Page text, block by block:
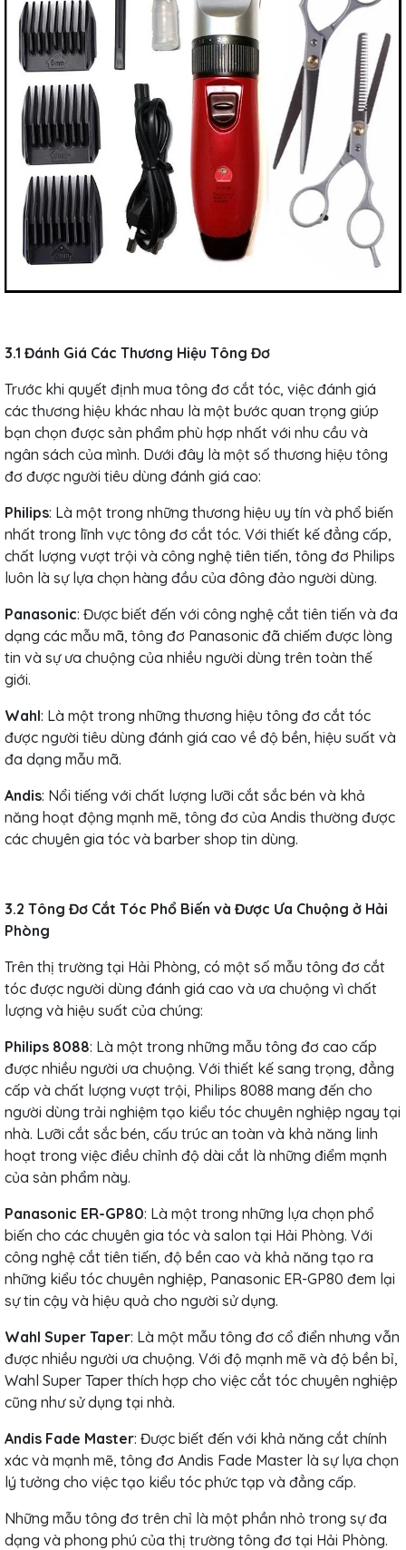
3.1 Đánh Giá Các Thương Hiệu Tông Đơ
Trước khi quyết định mua tông đơ cắt tóc, việc đánh giá
các thương hiệu khác nhau là một bước quan trọng giúp
bạn chọn được sản phẩm phù hợp nhất với nhu cầu và
ngân sách của mình. Dưới đây là một số thương hiệu tông
đơ được người tiêu dùng đánh giá cao:
Philips: Là một trong những thương hiệu uy tín và phổ biến
nhất trong lĩnh vực tông đơ cắt tóc. Với thiết kế đẳng cấp,
chất lượng vượt trội và công nghệ tiên tiến, tông đơ Philips
luôn là sự lựa chọn hàng đầu của đông đảo người dùng.
Panasonic: Được biết đến với công nghệ cắt tiên tiến và đa
dạng các mẫu mã, tông đơ Panasonic đã chiếm được lòng
tin và sự ưa chuộng của nhiều người dùng trên toàn thế
giới.
Wahl: Là một trong những thương hiệu tông đơ cắt tóc
được người tiêu dùng đánh giá cao về độ bền, hiệu suất và
đa dạng mẫu mã.
Andis: Nổi tiếng với chất lượng lưỡi cắt sắc bén và khả
năng hoạt động mạnh mẽ, tông đơ của Andis thường được
các chuyên gia tóc và barber shop tin dùng.
3.2 Tông Đơ Cắt Tóc Phổ Biến và Được Ưa Chuộng ở Hải
Phòng
Trên thị trường tại Hải Phòng, có một số mẫu tông đơ cắt
tóc được người dùng đánh giá cao và ưa chuộng vì chất
lượng và hiệu suất của chúng:
Philips 8088: Là một trong những mẫu tông đơ cao cấp
được nhiều người ưa chuộng. Với thiết kế sang trọng, đẳng
cấp và chất lượng vượt trội, Philips 8088 mang đến cho
người dùng trải nghiệm tạo kiểu tóc chuyên nghiệp ngay tại
nhà. Lưỡi cắt sắc bén, cấu trúc an toàn và khả năng linh
hoạt trong việc điều chỉnh độ dài cắt là những điểm mạnh
của sản phẩm này.
Panasonic ER-GP80: Là một trong những lựa chọn phổ
biến cho các chuyên gia tóc và salon tại Hải Phòng. Với
công nghệ cắt tiên tiến, độ bền cao và khả năng tạo ra
những kiểu tóc chuyên nghiệp, Panasonic ER-GP80 đem lại
sự tin cậy và hiệu quả cho người sử dụng.
Wahl Super Taper: Là một mẫu tông đơ cổ điển nhưng vẫn
được nhiều người ưa chuộng. Với độ mạnh mẽ và độ bền bỉ,
Wahl Super Taper thích hợp cho việc cắt tóc chuyên nghiệp
cũng như sử dụng tại nhà.
Andis Fade Master: Được biết đến với khả năng cắt chính
xác và mạnh mẽ, tông đơ Andis Fade Master là sự lựa chọn
lý tưởng cho việc tạo kiểu tóc phức tạp và đẳng cấp.
Những mẫu tông đơ trên chỉ là một phần nhỏ trong sự đa
dạng và phong phú của thị trường tông đơ tại Hải Phòng.